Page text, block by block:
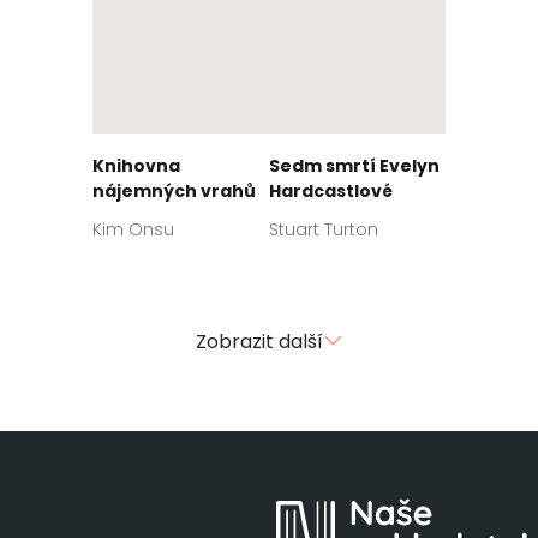
Knihovna
nájemných vrahů
Kim Onsu
Sedm smrtí Evelyn
Hardcastlové
Stuart Turton
Zobrazit další